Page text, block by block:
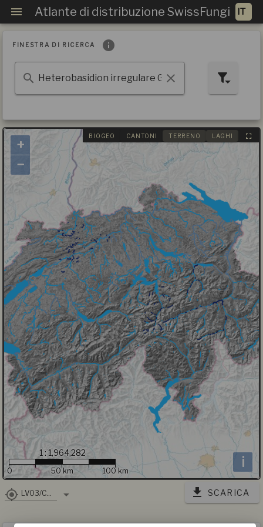
Atlante di distribuzione SwissFungi
FINESTRA DI RICERCA
BIOGEO CANTONI TERRENO LAGHI
+
−
i
1 : 1,964,282
0 50 km 100 km
LV03/CH1903 SCARICA